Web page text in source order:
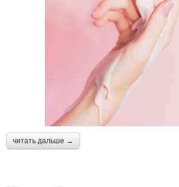
читать дальше →